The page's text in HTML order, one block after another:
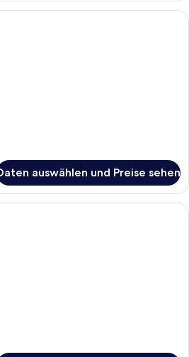
Ein ordentlich bezogenes Bett mit
auswählen und Preise sehen
Ein geräumiges Schlafzimmer mit